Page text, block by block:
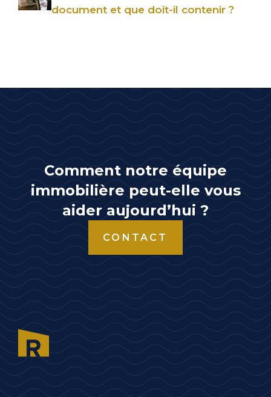
document et que doit-il contenir ?
Comment notre équipe
immobilière peut-elle vous
aider aujourd’hui ?
CONTACT